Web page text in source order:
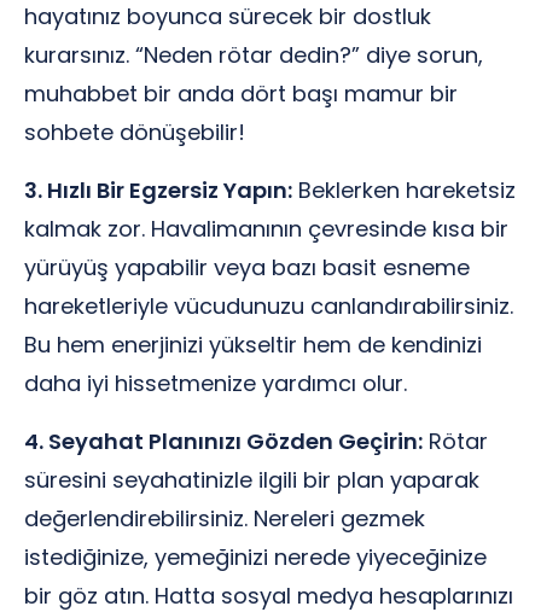
hayatınız boyunca sürecek bir dostluk
kurarsınız. “Neden rötar dedin?” diye sorun,
muhabbet bir anda dört başı mamur bir
sohbete dönüşebilir!
3. Hızlı Bir Egzersiz Yapın: Beklerken hareketsiz
kalmak zor. Havalimanının çevresinde kısa bir
yürüyüş yapabilir veya bazı basit esneme
hareketleriyle vücudunuzu canlandırabilirsiniz.
Bu hem enerjinizi yükseltir hem de kendinizi
daha iyi hissetmenize yardımcı olur.
4. Seyahat Planınızı Gözden Geçirin: Rötar
süresini seyahatinizle ilgili bir plan yaparak
değerlendirebilirsiniz. Nereleri gezmek
istediğinize, yemeğinizi nerede yiyeceğinize
bir göz atın. Hatta sosyal medya hesaplarınızı